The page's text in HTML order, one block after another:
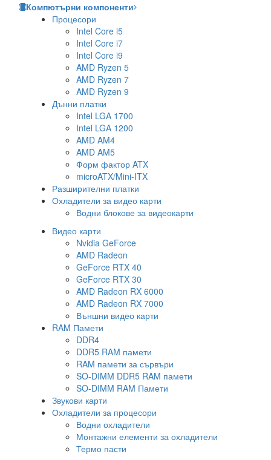
Компютърни компоненти
Процесори
Intel Core i5
Intel Core i7
Intel Core i9
AMD Ryzen 5
AMD Ryzen 7
AMD Ryzen 9
Дънни платки
Intel LGA 1700
Intel LGA 1200
AMD AM4
AMD AM5
Форм фактор ATX
microATX/Mini-ITX
Разширителни платки
Охладители за видео карти
Водни блокове за видеокарти
Видео карти
Nvidia GeForce
AMD Radeon
GeForce RTX 40
GeForce RTX 30
AMD Radeon RX 6000
AMD Radeon RX 7000
Външни видео карти
RAM Памети
DDR4
DDR5 RAM памети
RAM памети за сървъри
SO-DIMM DDR5 RAM памети
SO-DIMM RAM Памети
Звукови карти
Охладители за процесори
Водни охладители
Монтажни елементи за охладители
Термо пасти